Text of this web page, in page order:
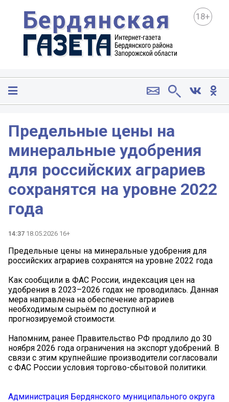
18+
Предельные цены на
минеральные удобрения
для российских аграриев
сохранятся на уровне 2022
года
14:37 18.05.2026 16+
Предельные цены на минеральные удобрения для
российских аграриев сохранятся на уровне 2022 года
Как сообщили в ФАС России, индексация цен на
удобрения в 2023–2026 годах не проводилась. Данная
мера направлена на обеспечение аграриев
необходимым сырьём по доступной и
прогнозируемой стоимости.
Напомним, ранее Правительство РФ продлило до 30
ноября 2026 года ограничения на экспорт удобрений. В
связи с этим крупнейшие производители согласовали
с ФАС России условия торгово-сбытовой политики.
Администрация Бердянского муниципального округа